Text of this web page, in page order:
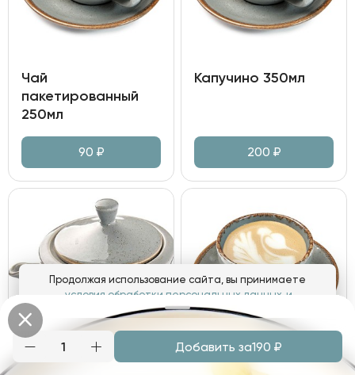
Чай
пакетированный
250мл
90 ₽
Капучино 350мл
200 ₽
Продолжая использование сайта, вы принимаете
условия обработки персональных данных и
соглашаетесь с использованием аналитических файлов
Понятно
Добавить за190 ₽